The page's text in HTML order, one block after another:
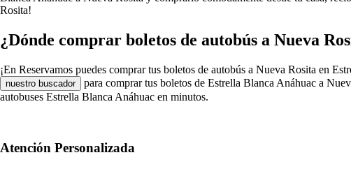
Rosita!
¿Dónde comprar boletos de autobús a Nueva
¡En Reservamos puedes comprar tus boletos de autobús a Nueva Rosita en
nuestro buscador
para comprar tus boletos de Estrella Blanca Anáhuac a
autobuses Estrella Blanca Anáhuac en minutos.
Atención Personalizada